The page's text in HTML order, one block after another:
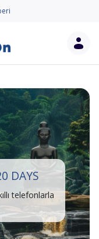
DAYS
telefonlarla